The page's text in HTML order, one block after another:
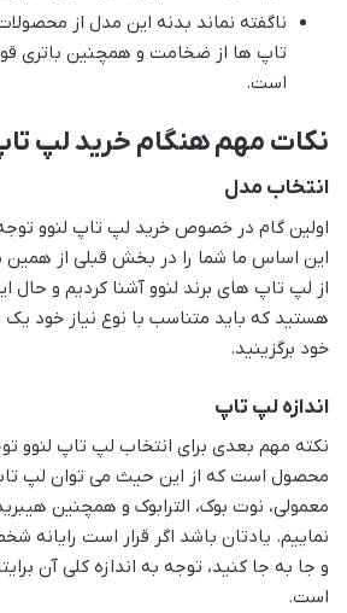
ناگفته نماند بدنه این مدل از
تاپ ها از ضخامت و همچنین باتری قوی
است.
نکات مهم هنگام خرید لپ
انتخاب مدل
اولین گام در خصوص خرید لپ تاپ لنوو
این اساس ما شما را در بخش قبلی از همین
از لپ تاپ های برند لنوو آشنا کردیم و حال
هستید که باید متناسب با نوع نیاز خود یک
خود برگزینید.
اندازه لپ تاپ
نکته مهم بعدی برای انتخاب لپ تاپ لنوو
محصول است که از این حیث می توان لپ
معمولی، نوت بوک، الترابوک و همچنین
نماییم. یادتان باشد اگر قرار است رایانه
و جا به جا کنید، توجه به اندازه کلی آن
است.